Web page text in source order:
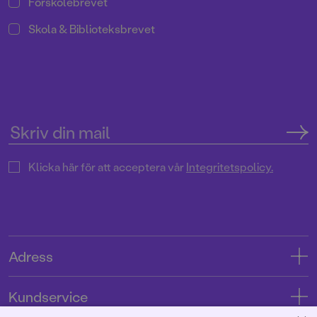
Skola & Biblioteksbrevet
Klicka här för att acceptera vårIntegritetspolicy.
Adress
Kundservice